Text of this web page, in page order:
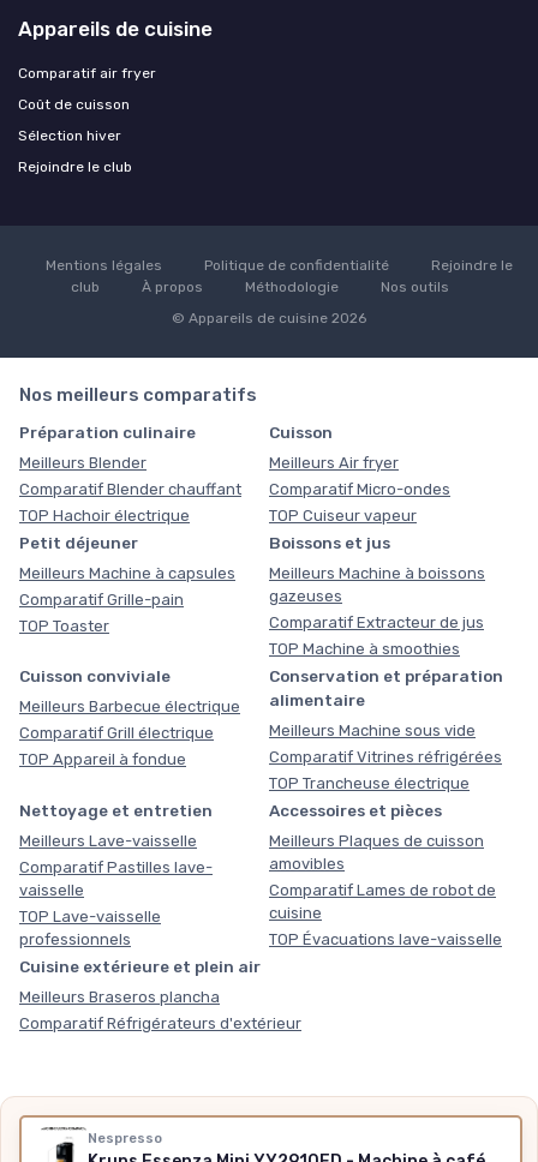
Nespresso
Appareils de cuisine
Comparatif air fryer
Coût de cuisson
Sélection hiver
Rejoindre le club
Mentions légales Politique de confidentialité
Rejoindre le
club
À propos Méthodologie
Nos outils
© Appareils de cuisine 2026
Nos meilleurs comparatifs
Préparation culinaire
Meilleurs Blender
Comparatif Blender chauffant
TOP Hachoir électrique
Cuisson
Meilleurs Air fryer
Comparatif Micro-ondes
TOP Cuiseur vapeur
Petit déjeuner
Meilleurs Machine à capsules
Comparatif Grille-pain
TOP Toaster
Boissons et jus
Meilleurs Machine à boissons
gazeuses
Comparatif Extracteur de jus
TOP Machine à smoothies
Cuisson conviviale
Meilleurs Barbecue électrique
Comparatif Grill électrique
TOP Appareil à fondue
Conservation et préparation
alimentaire
Meilleurs Machine sous vide
Comparatif Vitrines réfrigérées
TOP Trancheuse électrique
Nettoyage et entretien
Meilleurs Lave-vaisselle
Comparatif Pastilles lave-
vaisselle
TOP Lave-vaisselle
professionnels
Accessoires et pièces
Meilleurs Plaques de cuisson
amovibles
Comparatif Lames de robot de
cuisine
TOP Évacuations lave-vaisselle
Cuisine extérieure et plein air
Meilleurs Braseros plancha
Comparatif Réfrigérateurs d'extérieur
Nos outils gratuits